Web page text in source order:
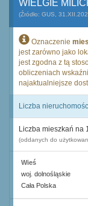
WIELGIE
(Źródło: GUS,
Oznaczenie
jest zarówno jako
jest zgodna z tą
obliczeniach
najaktualniejsze
Liczba
Liczba mieszkań na
(oddanych do
Wieś
woj. dolnośląskie
Cała Polska